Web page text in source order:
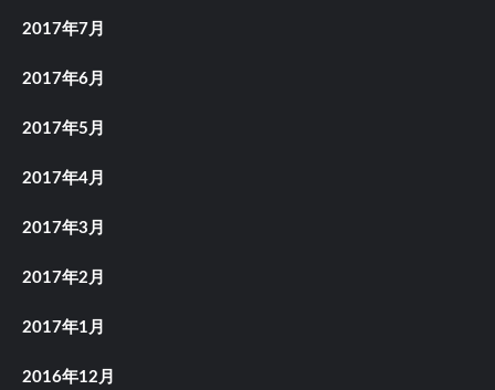
2017年7月
2017年6月
2017年5月
2017年4月
2017年3月
2017年2月
2017年1月
2016年12月